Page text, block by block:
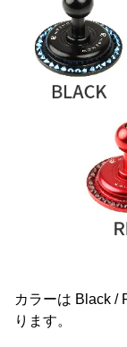
カラーは Black /
ります。